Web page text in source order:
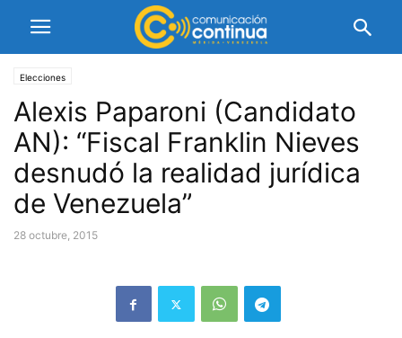
Elecciones
Alexis Paparoni (Candidato
AN): “Fiscal Franklin Nieves
desnudó la realidad jurídica
de Venezuela”
28 octubre, 2015